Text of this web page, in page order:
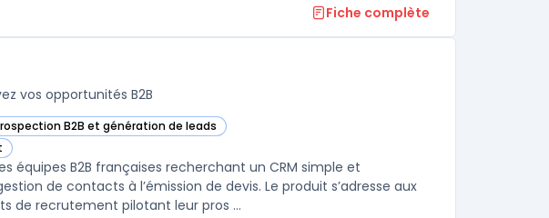
Fiche complète
vos opportunités B2B
B2B et génération de leads
cette catégorie
équipes B2B françaises recherchant un CRM simple et
de contacts à l’émission de devis. Le produit s’adresse aux
de recrutement pilotant leur pros ...